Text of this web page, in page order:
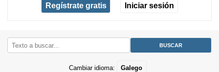
Regístrate gratis Iniciar sesión
Cambiar idioma: Galego